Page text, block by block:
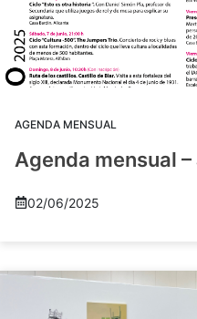
AGENDA MENSUAL
Agenda mensual
02/06/2025